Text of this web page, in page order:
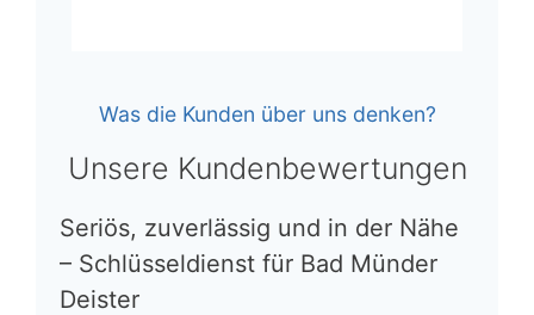
Was die Kunden über uns denken?
Unsere Kundenbewertungen
Seriös, zuverlässig und in der Nähe
– Schlüsseldienst für Bad Münder
Deister